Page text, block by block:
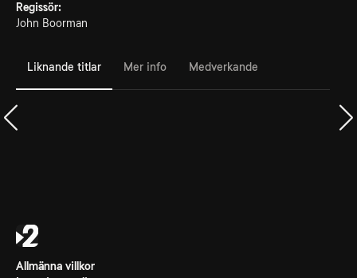
Regissör:
John Boorman
Liknande titlar Mer info Medverkande
Allmänna villkor